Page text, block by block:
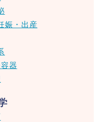
娠・出産
器